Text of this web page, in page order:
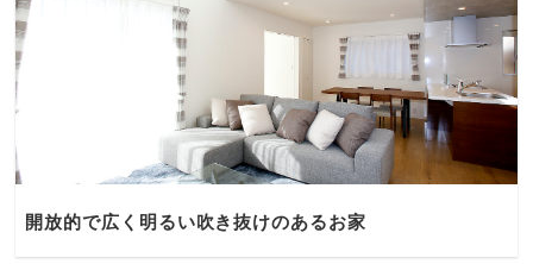
開放的で広く明るい吹き抜けのあるお家